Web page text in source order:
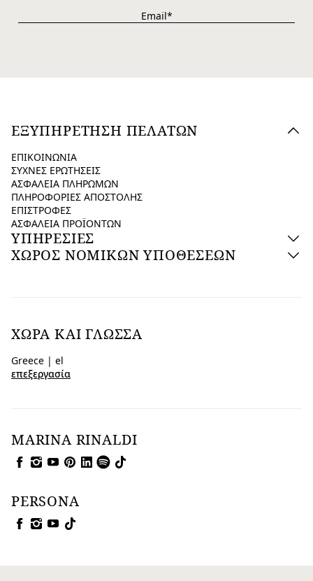
ΕΞΥΠΗΡΕΤΗΣΗ ΠΕΛΑΤΩΝ
ΕΠΙΚΟΙΝΩΝΙΑ
ΣΥΧΝΕΣ ΕΡΩΤΗΣΕΙΣ
ΑΣΦΑΛΕΙΑ ΠΛΗΡΩΜΩΝ
ΠΛΗΡΟΦΟΡΙΕΣ ΑΠΟΣΤΟΛΗΣ
ΕΠΙΣΤΡΟΦΕΣ
ΑΣΦΑΛΕΙΑ ΠΡΟΪΟΝΤΩΝ
ΥΠΗΡΕΣΙΕΣ
ΧΩΡΟΣ ΝΟΜΙΚΩΝ ΥΠΟΘΕΣΕΩΝ
ΧΏΡΑ ΚΑΙ ΓΛΏΣΣΑ
Greece | el
επεξεργασία
MARINA RINALDI
PERSONA